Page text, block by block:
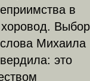
в
Выбор
Михаила
это